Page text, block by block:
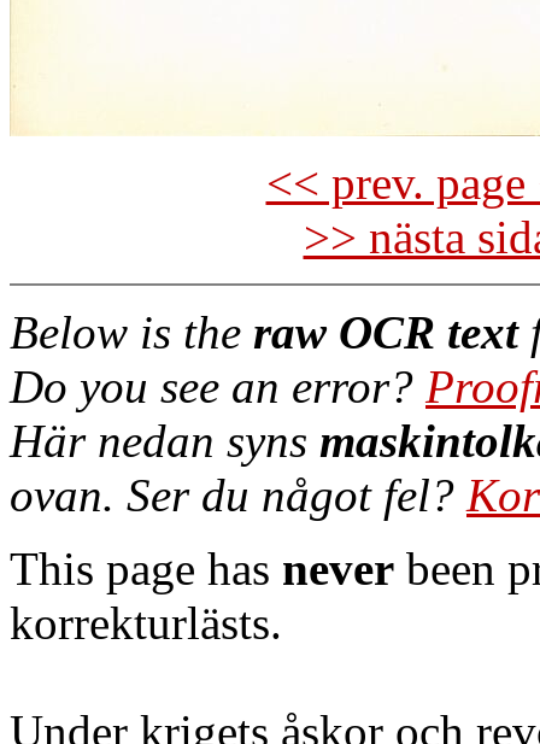
<< prev.
>> nästa
Below is the raw OCR text
Do you see an error?
Här nedan syns
ovan. Ser du något fel?
This page has never been
korrekturlästs.
Under krigets åskor och